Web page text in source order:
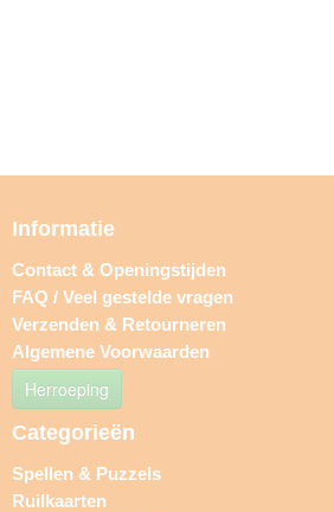
Informatie
Contact & Openingstijden
FAQ / Veel gestelde vragen
Verzenden & Retourneren
Algemene Voorwaarden
Herroeping
Categorieën
Spellen & Puzzels
Ruilkaarten